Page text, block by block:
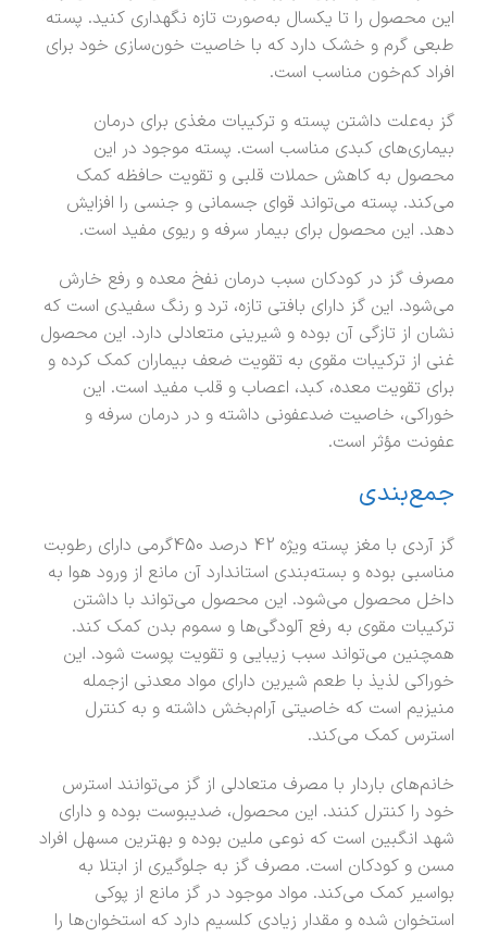
این محصول را تا یکسال به‌صورت تازه نگهداری کنید. پسته
طبعی گرم و خشک دارد که با خاصیت خون‌سازی خود برای
افراد کم‌خون مناسب است.
گز به‌علت داشتن پسته و ترکیبات مغذی برای درمان
بیماری‌های کبدی مناسب است. پسته موجود در این
محصول به کاهش حملات قلبی و تقویت حافظه کمک
می‌کند. پسته می‌تواند قوای جسمانی و جنسی را افزایش
دهد. این محصول برای بیمار سرفه و ریوی مفید است.
مصرف گز در کودکان سبب درمان نفخ معده و رفع خارش
می‌شود. این گز دارای بافتی تازه، ترد و رنگ سفیدی است که
نشان از تازگی آن بوده و شیرینی متعادلی دارد. این محصول
غنی از ترکیبات مقوی به تقویت ضعف بیماران کمک کرده و
برای تقویت معده، کبد، اعصاب و قلب مفید است. این
خوراکی، خاصیت ضدعفونی داشته و در درمان سرفه و
عفونت مؤثر است.
جمع‌بندی
گز آردی با مغز پسته ویژه 42 درصد 450گرمی دارای رطوبت
مناسبی بوده و بسته‌بندی استاندارد آن مانع از ورود هوا به
داخل محصول می‌شود. این محصول می‌تواند با داشتن
ترکیبات مقوی به رفع آلودگی‌ها و سموم بدن کمک کند.
همچنین می‌تواند سبب زیبایی و تقویت پوست شود. این
خوراکی لذیذ با طعم شیرین دارای مواد معدنی ازجمله
منیزیم است که خاصیتی آرام‌بخش داشته و به کنترل
استرس کمک می‌کند.
خانم‌های باردار با مصرف متعادلی از گز می‌توانند استرس
خود را کنترل کنند. این محصول، ضدیبوست بوده و دارای
شهد انگبین است که نوعی ملین بوده و بهترین مسهل افراد
مسن و کودکان است. مصرف گز به جلوگیری از ابتلا به
بواسیر کمک می‌کند. مواد موجود در گز مانع از پوکی
استخوان شده و مقدار زیادی کلسیم دارد که استخوان‌ها را